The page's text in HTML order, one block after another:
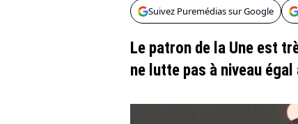
Suivez Puremédias sur Google
Le patron de la Une est
ne lutte pas à niveau